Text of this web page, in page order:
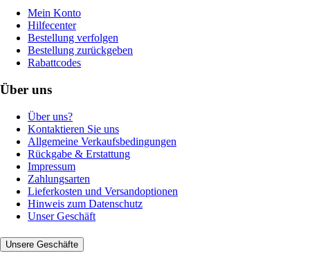
Mein Konto
Hilfecenter
Bestellung verfolgen
Bestellung zurückgeben
Rabattcodes
Über uns
Über uns?
Kontaktieren Sie uns
Allgemeine Verkaufsbedingungen
Rückgabe & Erstattung
Impressum
Zahlungsarten
Lieferkosten und Versandoptionen
Hinweis zum Datenschutz
Unser Geschäft
Unsere Geschäfte